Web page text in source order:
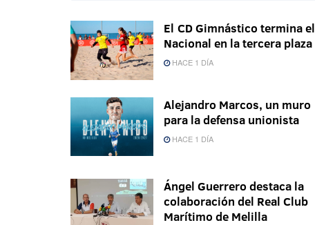
El CD Gimnástico termina el
Nacional en la tercera plaza
HACE 1 DÍA
Alejandro Marcos, un muro
para la defensa unionista
HACE 1 DÍA
Ángel Guerrero destaca la
colaboración del Real Club
Marítimo de Melilla